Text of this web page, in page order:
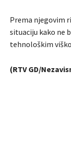
Prema njegovim
situaciju kako ne
tehnološkim
(RTV GD/